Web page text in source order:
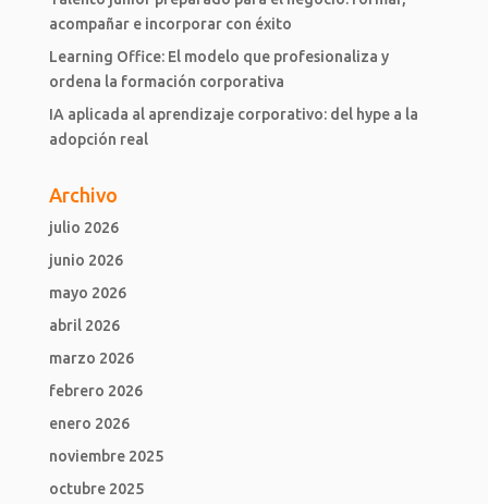
acompañar e incorporar con éxito
Learning Office: El modelo que profesionaliza y
ordena la formación corporativa
IA aplicada al aprendizaje corporativo: del hype a la
adopción real
Archivo
julio 2026
junio 2026
mayo 2026
abril 2026
marzo 2026
febrero 2026
enero 2026
noviembre 2025
octubre 2025